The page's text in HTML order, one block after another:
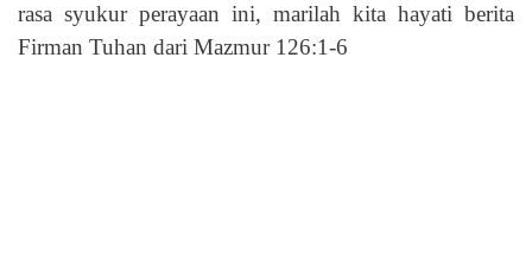
rasa syukur perayaan ini, marilah kita hayati berita
Firman Tuhan dari Mazmur 126:1-6